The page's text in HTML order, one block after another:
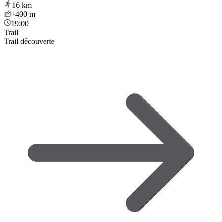
16 km
+400 m
19:00
Trail
Trail découverte